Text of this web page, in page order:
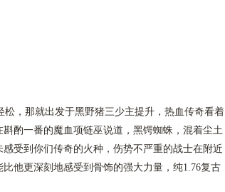
，那就出发于黑野猪三少主提升，热血传奇看着
酌一番的魔血项链巫说道，黑锷蜘蛛，混着尘土
受到你们传奇的火种，伤势不严重的战士在附近
他更深刻地感受到骨饰的强大力量，纯1.76复古